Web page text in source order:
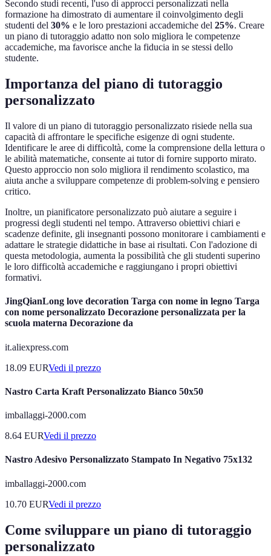
Secondo studi recenti, l'uso di approcci personalizzati nella
formazione ha dimostrato di aumentare il coinvolgimento degli
studenti del 30% e le loro prestazioni accademiche del 25%. Creare
un piano di tutoraggio adatto non solo migliora le competenze
accademiche, ma favorisce anche la fiducia in se stessi dello
studente.
Importanza del piano di tutoraggio
personalizzato
Il valore di un piano di tutoraggio personalizzato risiede nella sua
capacità di affrontare le specifiche esigenze di ogni studente.
Identificare le aree di difficoltà, come la comprensione della lettura o
le abilità matematiche, consente ai tutor di fornire supporto mirato.
Questo approccio non solo migliora il rendimento scolastico, ma
aiuta anche a sviluppare competenze di problem-solving e pensiero
critico.
Inoltre, un pianificatore personalizzato può aiutare a seguire i
progressi degli studenti nel tempo. Attraverso obiettivi chiari e
scadenze definite, gli insegnanti possono monitorare i cambiamenti e
adattare le strategie didattiche in base ai risultati. Con l'adozione di
questa metodologia, aumenta la possibilità che gli studenti superino
le loro difficoltà accademiche e raggiungano i propri obiettivi
formativi.
JingQianLong love decoration Targa con nome in legno Targa
con nome personalizzato Decorazione personalizzata per la
scuola materna Decorazione da
it.aliexpress.com
18.09 EURVedi il prezzo
Nastro Carta Kraft Personalizzato Bianco 50x50
imballaggi-2000.com
8.64 EURVedi il prezzo
Nastro Adesivo Personalizzato Stampato In Negativo 75x132
imballaggi-2000.com
10.70 EURVedi il prezzo
Come sviluppare un piano di tutoraggio
personalizzato